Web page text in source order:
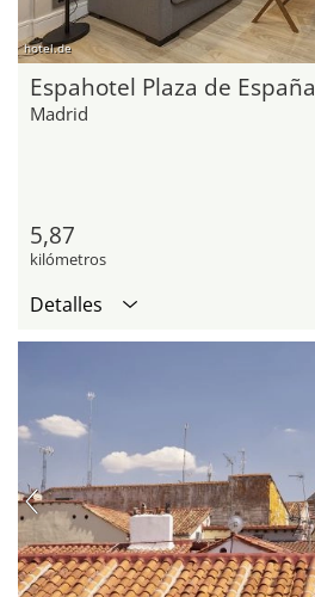
hotel.de
Espahotel Plaza de España
Madrid
5,87
kilómetros
Detalles